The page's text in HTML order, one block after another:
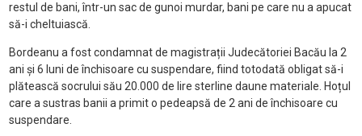
restul de bani, într-un sac de gunoi murdar, bani pe care nu a apucat
să-i cheltuiască.
Bordeanu a fost condamnat de magistrații Judecătoriei Bacău la 2
ani și 6 luni de închisoare cu suspendare, fiind totodată obligat să-i
plătească socrului său 20.000 de lire sterline daune materiale. Hoțul
care a sustras banii a primit o pedeapsă de 2 ani de închisoare cu
suspendare.